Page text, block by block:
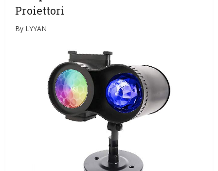
Proiettori
By LYYAN